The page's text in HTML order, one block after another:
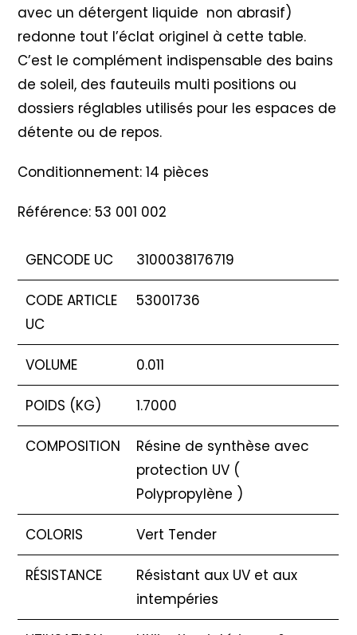
avec un détergent liquide non abrasif)
redonne tout l’éclat originel à cette table.
C’est le complément indispensable des bains
de soleil, des fauteuils multi positions ou
dossiers réglables utilisés pour les espaces de
détente ou de repos.
Conditionnement: 14 pièces
Référence: 53 001 002
GENCODE UC 3100038176719
CODE ARTICLE
UC
53001736
VOLUME 0.011
POIDS (KG) 1.7000
COMPOSITION
Résine de synthèse avec
protection UV (
Polypropylène )
COLORIS Vert Tender
RÉSISTANCE
Résistant aux UV et aux
intempéries